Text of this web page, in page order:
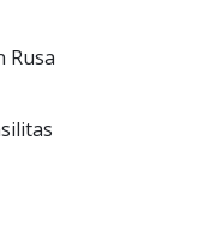
Rusa